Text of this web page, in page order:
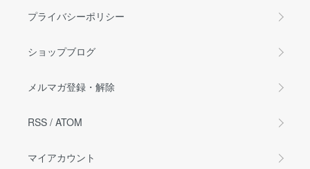
プライバシーポリシー
ショップブログ
メルマガ登録・解除
RSS / ATOM
マイアカウント